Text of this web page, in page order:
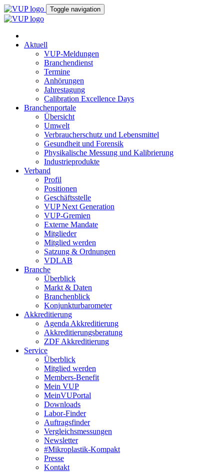
Toggle navigation
Aktuell
VUP-Meldungen
Branchendienst
Termine
Anhörungen
Jahrestagung
Calibration Excellence Days
Branchenportale
Übersicht
Umwelt
Verbraucherschutz und Lebensmittel
Gesundheit und Forensik
Physikalische Messung und Kalibrierung
Industrieprodukte
Verband
Profil
Positionen
Geschäftsstelle
VUP Next Generation
VUP-Gremien
Externe Mandate
Mitglieder
Mitglied werden
Satzung & Ordnungen
VDLAB
Branche
Überblick
Markt & Daten
Branchenblick
Konjunkturbarometer
Akkreditierung
Agenda Akkreditierung
Akkreditierungsberatung
ZDF Akkreditierung
Service
Überblick
Mitglied werden
Members-Benefit
Mein VUP
MeinVUPortal
Downloads
Labor-Finder
Auftragsfinder
Vergleichsmessungen
Newsletter
#Mikroplastik-Kompakt
Presse
Kontakt